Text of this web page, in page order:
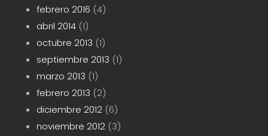
febrero 2016 (4)
abril 2014(1)
octubre 2013 (1)
septiembre 2013 (1)
marzo 2013 (1)
febrero 2013 (2)
diciembre 2012(6)
noviembre 2012(3)